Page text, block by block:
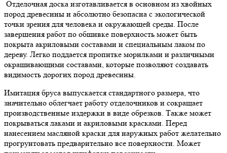
Отделочная доска изготавливается в основном из хвойных
пород древесины и абсолютно безопасна с экологической
точки зрения для человека и окружающей среды. После
завершения работ по обшивке поверхность может быть
покрыта акриловыми составами и специальным лаком по
дереву. Легко поддается пропитке морилками и различными
окрашивающими составами, которые позволяют создавать
видимость дорогих пород древесины.
Имитация бруса выпускается стандартного размера, что
значительно облегчает работу отделочников и сокращает
производственные издержки в виде обрезков. Также может
покрываться лаками и акриловыми красками. Перед
нанесением масляной краски для наружных работ желательно
прогрунтовать предварительно все поверхности. Может